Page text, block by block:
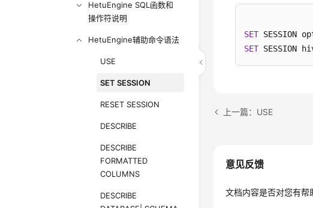
HetuEngine SQL函数和
操作符说明
HetuEngine辅助命令语法
USE
SET SESSION
RESET SESSION
DESCRIBE
DESCRIBE
FORMATTED
COLUMNS
DESCRIBE
SET SESSION
SET SESSION
上一篇：USE
意见反馈
文档内容是否对您有帮